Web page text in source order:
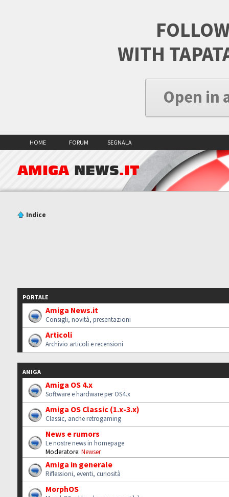
WITH
Open in
HOME FORUM SEGNALA
AMIGA NEWS.IT
Indice
PORTALE
Amiga News.it
Consigli, novità, presentazioni
Articoli
Archivio articoli e recensioni
AMIGA
Amiga OS 4.x
Software e hardware per OS4.x
Amiga OS Classic (1.x-3.x)
Classic, anche retrogaming
News e rumors
Le nostre news in homepage
Moderatore: Newser
Amiga in generale
Riflessioni, eventi, curiosità
MorphOS